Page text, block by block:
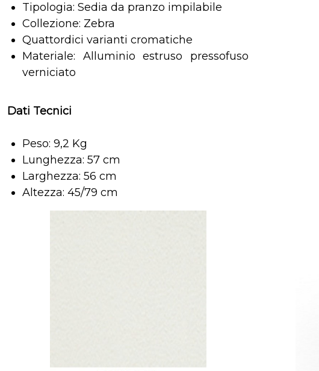
Tipologia: Sedia da pranzo impilabile
Collezione: Zebra
Quattordici varianti cromatiche
Materiale: Alluminio estruso pressofuso
verniciato
Dati Tecnici
Peso: 9,2 Kg
Lunghezza: 57 cm
Larghezza: 56 cm
Altezza: 45/79 cm